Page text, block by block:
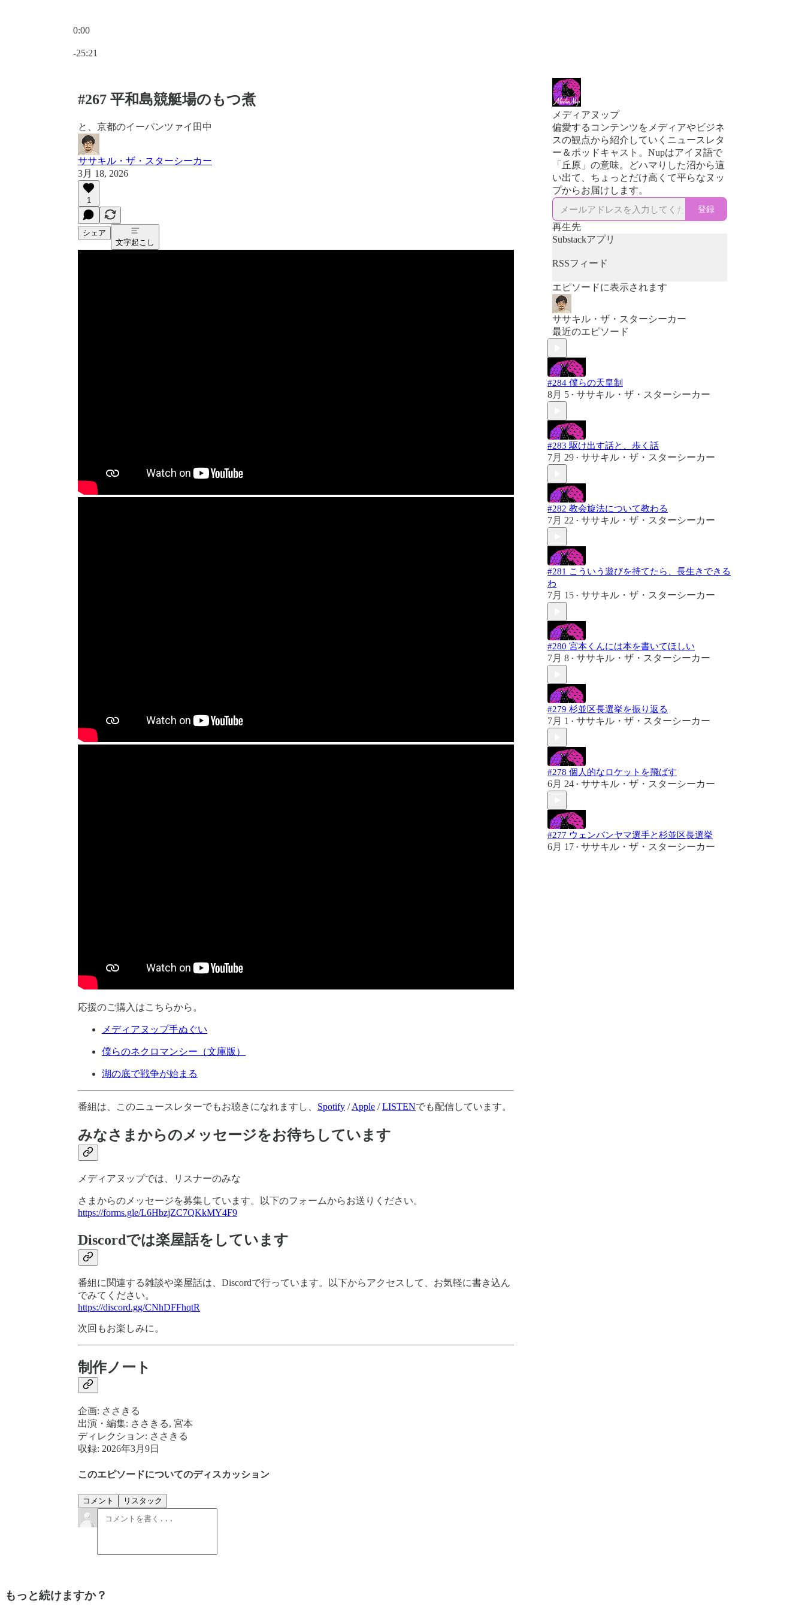
0:00
-25:21
#267 平和島競艇場のもつ煮
と、京都のイーパンツァイ田中
ササキル・ザ・スターシーカー
3月 18, 2026
1
シェア
文字起こし
応援のご購入はこちらから。
メディアヌップ手ぬぐい
僕らのネクロマンシー（文庫版）
湖の底で戦争が始まる
番組は、このニュースレターでもお聴きになれますし、 Spotify /Apple /LISTENでも配信しています。
みなさまからのメッセージをお待ちしています
メディアヌップでは、リスナーのみな
さまからのメッセージを募集しています。以下のフォームからお送りください。
https://forms.gle/L6HbzjZC7QKkMY4F9
Discordでは楽屋話をしています
番組に関連する雑談や楽屋話は、Discordで行っています。以下からアクセスして、お気軽に書き込ん
でみてください。
https://discord.gg/CNhDFFhqtR
次回もお楽しみに。
制作ノート
企画: ささきる
出演・編集: ささきる, 宮本
ディレクション: ささきる
収録: 2026年3月9日
このエピソードについてのディスカッション
コメント リスタック
メディアヌップ
偏愛するコンテンツをメディアやビジネ
スの観点から紹介していくニュースレタ
ー＆ポッドキャスト。Nupはアイヌ語で
「丘原」の意味。どハマりした沼から這
い出て、ちょっとだけ高くて平らなヌッ
プからお届けします。
登録
再生先
Substackアプリ
RSSフィード
エピソードに表示されます
ササキル・ザ・スターシーカー
最近のエピソード
#284 僕らの天皇制
8月 5 • ササキル・ザ・スターシーカー
#283 駆け出す話と、歩く話
7月 29 • ササキル・ザ・スターシーカー
#282 教会旋法について教わる
7月 22 • ササキル・ザ・スターシーカー
#281 こういう遊びを持てたら、長生きできる
わ
7月 15 • ササキル・ザ・スターシーカー
#280 宮本くんには本を書いてほしい
7月 8 • ササキル・ザ・スターシーカー
#279 杉並区長選挙を振り返る
7月 1 • ササキル・ザ・スターシーカー
#278 個人的なロケットを飛ばす
6月 24 • ササキル・ザ・スターシーカー
#277 ウェンバンヤマ選手と杉並区長選挙
6月 17 • ササキル・ザ・スターシーカー
もっと続けますか？